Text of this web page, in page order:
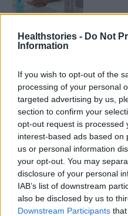
Healthstories - Do Not
Information
If you wish to opt-out of the
processing of your personal
targeted advertising by us,
section to confirm your
opt-out request is processed
interest-based ads based on
us or personal information
your opt-out. You may
disclosure of your personal
IAB’s list of downstream
also be disclosed by us to
Downstream Participants
9 πράγματα που δεν
λέτε σε έναν επισκέπτη
27 Φεβρουαρίου 2026
Πάνω από 100 μωρά
γεννηθεί μέσω
την υποστήριξη της
27 Φεβρουαρίου 2026